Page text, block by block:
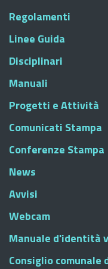
Regolamenti
Linee Guida
Disciplinari
Manuali
Progetti e Attività
Comunicati Stampa
Conferenze Stampa
News
Avvisi
Webcam
Manuale d'identità
Consiglio comunale